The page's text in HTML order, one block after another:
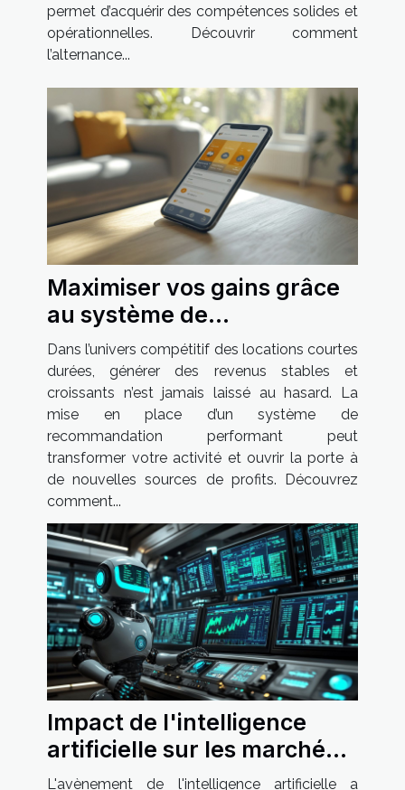
permet d’acquérir des compétences solides et
opérationnelles. Découvrir comment
l’alternance...
Maximiser vos gains grâce
au système de
recommandation pour
hôtes de locations courtes
durées
Dans l’univers compétitif des locations courtes
durées, générer des revenus stables et
croissants n’est jamais laissé au hasard. La
mise en place d’un système de
recommandation performant peut
transformer votre activité et ouvrir la porte à
de nouvelles sources de profits. Découvrez
comment...
Impact de l'intelligence
artificielle sur les marchés
financiers actuels
L'avènement de l'intelligence artificielle a